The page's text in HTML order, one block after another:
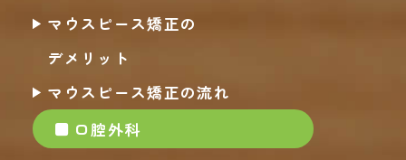
マウスピース矯正の
デメリット
マウスピース矯正の流れ
口腔外科